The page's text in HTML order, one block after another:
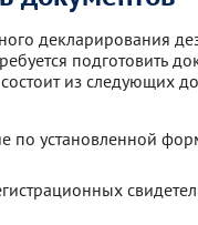
декларирования
подготовить
из следующих
по установленной